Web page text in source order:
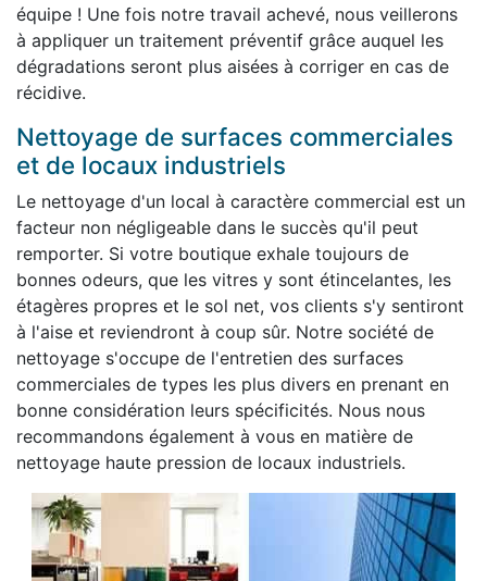
équipe ! Une fois notre travail achevé, nous veillerons
à appliquer un traitement préventif grâce auquel les
dégradations seront plus aisées à corriger en cas de
récidive.
Nettoyage de surfaces commerciales
et de locaux industriels
Le nettoyage d'un local à caractère commercial est un
facteur non négligeable dans le succès qu'il peut
remporter. Si votre boutique exhale toujours de
bonnes odeurs, que les vitres y sont étincelantes, les
étagères propres et le sol net, vos clients s'y sentiront
à l'aise et reviendront à coup sûr. Notre société de
nettoyage s'occupe de l'entretien des surfaces
commerciales de types les plus divers en prenant en
bonne considération leurs spécificités. Nous nous
recommandons également à vous en matière de
nettoyage haute pression de locaux industriels.